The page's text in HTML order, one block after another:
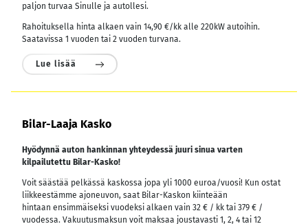
paljon turvaa Sinulle ja autollesi.
Rahoituksella hinta alkaen vain 14,90 €/kk alle 220kW autoihin.
Saatavissa 1 vuoden tai 2 vuoden turvana.
Lue lisää
Bilar-Laaja Kasko
Hyödynnä auton hankinnan yhteydessä juuri sinua varten
kilpailutettu Bilar-Kasko!
Voit säästää pelkässä kaskossa jopa yli 1000 euroa/vuosi! Kun ostat
liikkeestämme ajoneuvon, saat Bilar-Kaskon kiinteään
hintaan ensimmäiseksi vuodeksi alkaen vain 32 € / kk tai 379 € /
vuodessa. Vakuutusmaksun voit maksaa joustavasti 1, 2, 4 tai 12